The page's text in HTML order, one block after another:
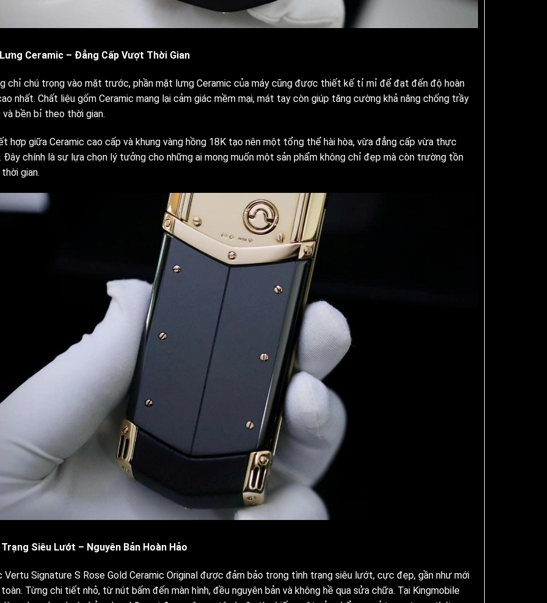
Ceramic – Đẳng Cấp Vượt Thời Gian
chỉ chú trọng vào mặt trước, phần mặt lưng Ceramic của máy cũng được thiết kế tỉ mỉ để đạt đến độ hoàn
nhất. Chất liệu gốm Ceramic mang lại cảm giác mềm mại, mát tay còn giúp tăng cường khả năng chống trầy
bền bỉ theo thời gian.
hợp giữa Ceramic cao cấp và khung vàng hồng 18K tạo nên một tổng thể hài hòa, vừa đẳng cấp vừa thực
Đây chính là sự lựa chọn lý tưởng cho những ai mong muốn một sản phẩm không chỉ đẹp mà còn trường tồn
gian.
Siêu Lướt – Nguyên Bản Hoàn Hảo
Vertu Signature S Rose Gold Ceramic Original được đảm bảo trong tình trạng siêu lướt, cực đẹp, gần như mới
Từng chi tiết nhỏ, từ nút bấm đến màn hình, đều nguyên bản và không hề qua sửa chữa. Tại Kingmobile